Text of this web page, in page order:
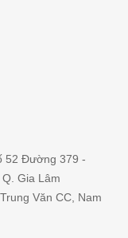
Đường 379 -
Gia Lâm
Văn CC, Nam